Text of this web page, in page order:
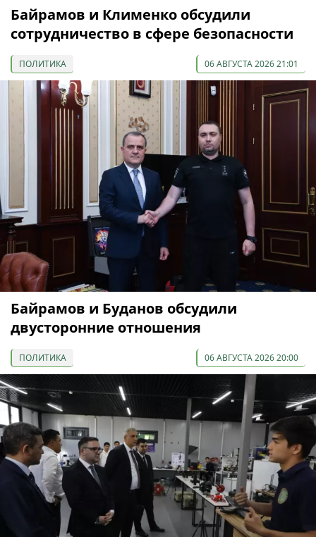
Байрамов и Клименко обсудили
сотрудничество в сфере безопасности
ПОЛИТИКА 06 АВГУСТА 2026 21:01
Байрамов и Буданов обсудили
двусторонние отношения
ПОЛИТИКА 06 АВГУСТА 2026 20:00